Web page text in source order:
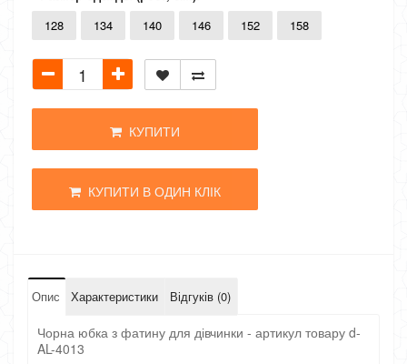
128
134 140 146 152 158
КУПИТИ
КУПИТИ В ОДИН КЛІК
Опис Характеристики Відгуків (0)
Чорна юбка з фатину для дівчинки - артикул товару d-
AL-4013